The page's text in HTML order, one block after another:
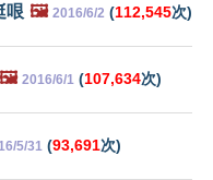
哏 🖼️ 2016/6/2 (112,545次)
🖼️ 2016/6/1 (107,634次)
5/31 (93,691次)